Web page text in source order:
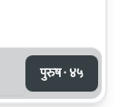
पुरुष · ४५